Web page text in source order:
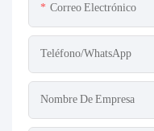
Correo Electrónico
Teléfono/WhatsApp
Nombre De Empresa